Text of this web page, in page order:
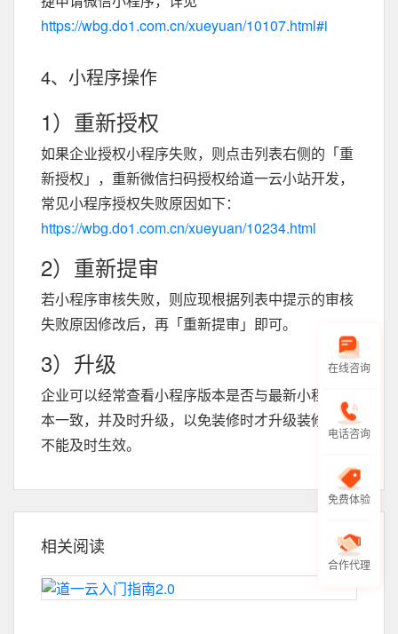
https://wbg.do1.com.cn/xueyuan/10107.html#i
4、小程序操作
1）重新授权
如果企业授权小程序失败，则点击列表右侧的「重
新授权」，重新微信扫码授权给道一云小站开发，
常见小程序授权失败原因如下：
https://wbg.do1.com.cn/xueyuan/10234.html
2）重新提审
若小程序审核失败，则应现根据列表中提示的审核
失败原因修改后，再「重新提审」即可。
3）升级
企业可以经常查看小程序版本是否与最新小程序版
本一致，并及时升级，以免装修时才升级装修效果
不能及时生效。
相关阅读
在线咨询
电话咨询
免费体验
合作代理